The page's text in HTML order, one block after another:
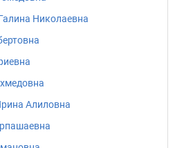
Николаевна
Алиловна